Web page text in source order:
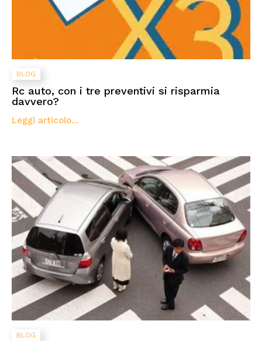
BLOG
Rc auto, con i tre preventivi si risparmia
davvero?
Leggi articolo...
BLOG